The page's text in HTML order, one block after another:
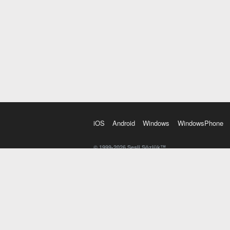
iOS Android Windows WindowsPhone
© 1999-2026 Sesli Sözlük™